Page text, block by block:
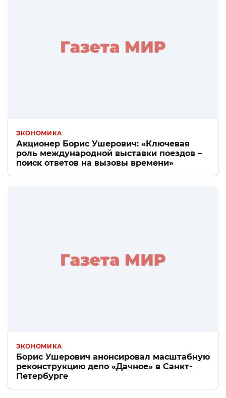
ЭКОНОМИКА
Акционер Борис Ушерович: «Ключевая
роль международной выставки поездов –
поиск ответов на вызовы времени»
ЭКОНОМИКА
Борис Ушерович анонсировал масштабную
реконструкцию депо «Дачное» в Санкт-
Петербурге